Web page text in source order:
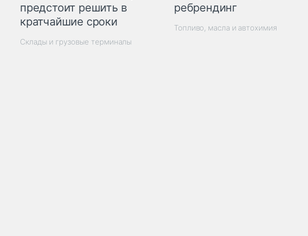
предстоит решить в
кратчайшие сроки
Склады и грузовые терминалы
ребрендинг
Топливо, масла и автохимия